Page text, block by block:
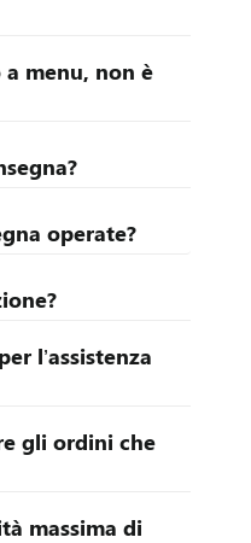
menu, non è
operate?
l’assistenza
gli ordini che
massima di